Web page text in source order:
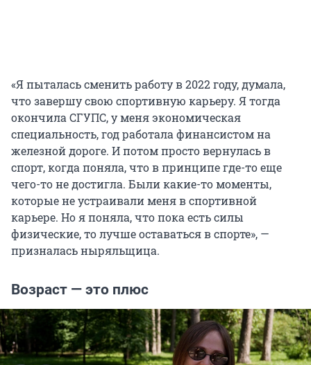
«Я пыталась сменить работу в 2022 году, думала,
что завершу свою спортивную карьеру. Я тогда
окончила СГУПС, у меня экономическая
специальность, год работала финансистом на
железной дороге. И потом просто вернулась в
спорт, когда поняла, что в принципе где-то еще
чего-то не достигла. Были какие-то моменты,
которые не устраивали меня в спортивной
карьере. Но я поняла, что пока есть силы
физические, то лучше оставаться в спорте», —
призналась ныряльщица.
Возраст — это плюс